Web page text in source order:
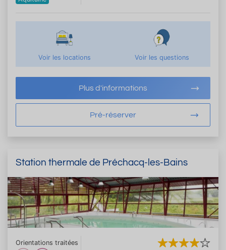
Voir les locations Voir les questions
Plus d'informations
Pré-réserver
Station thermale de Préchacq-les-Bains
Orientations traitées